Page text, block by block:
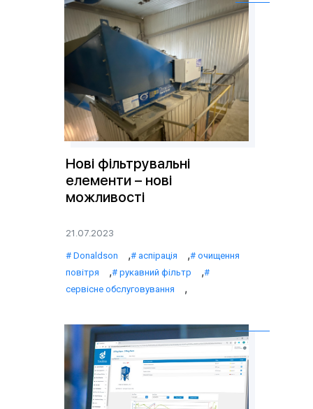
Нові фільтрувальні
елементи – нові
можливості
21.07.2023
Donaldson , аспірація ,
очищення
повітря
, рукавний фільтр ,
сервісне обслуговування ,